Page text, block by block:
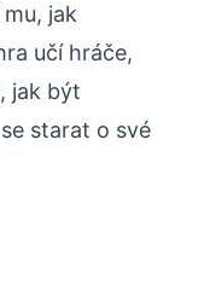
jak
učí hráče,
jak být
starat o své